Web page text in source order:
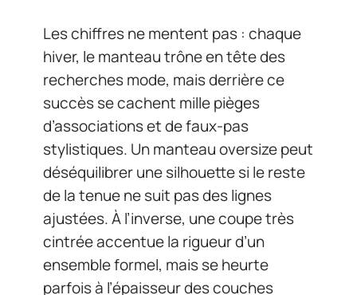
Les chiffres ne mentent pas : chaque
hiver, le manteau trône en tête des
recherches mode, mais derrière ce
succès se cachent mille pièges
d’associations et de faux-pas
stylistiques. Un manteau oversize peut
déséquilibrer une silhouette si le reste
de la tenue ne suit pas des lignes
ajustées. À l’inverse, une coupe très
cintrée accentue la rigueur d’un
ensemble formel, mais se heurte
parfois à l’épaisseur des couches